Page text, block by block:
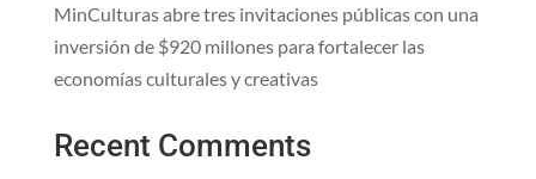
MinCulturas abre tres invitaciones públicas con una
inversión de $920 millones para fortalecer las
economías culturales y creativas
Recent Comments